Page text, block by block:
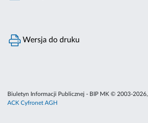
Wersja do druku
Biuletyn Informacji Publicznej - BIP MK © 2003-2026,
ACK Cyfronet AGH